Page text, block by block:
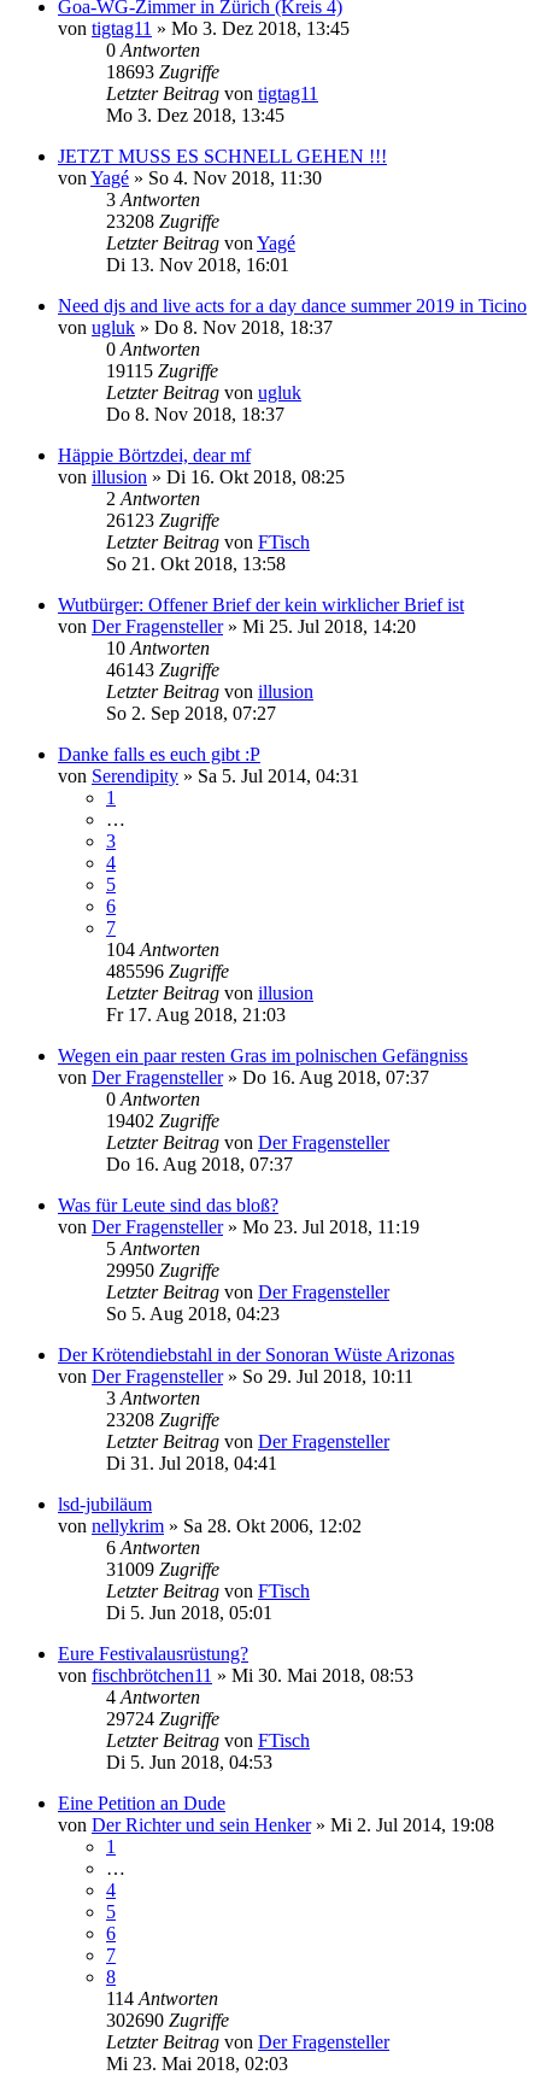
Goa-WG-Zimmer in Zürich (Kreis 4)
von tigtag11 » Mo 3. Dez 2018, 13:45
0 Antworten
18693 Zugriffe
Letzter Beitrag von tigtag11
Mo 3. Dez 2018, 13:45
JETZT MUSS ES SCHNELL GEHEN !!!
von Yagé » So 4. Nov 2018, 11:30
3 Antworten
23208 Zugriffe
Letzter Beitrag von Yagé
Di 13. Nov 2018, 16:01
Need djs and live acts for a day dance summer 2019 in Ticino
von ugluk » Do 8. Nov 2018, 18:37
0 Antworten
19115 Zugriffe
Letzter Beitrag von ugluk
Do 8. Nov 2018, 18:37
Häppie Börtzdei, dear mf
von illusion » Di 16. Okt 2018, 08:25
2 Antworten
26123 Zugriffe
Letzter Beitrag von FTisch
So 21. Okt 2018, 13:58
Wutbürger: Offener Brief der kein wirklicher Brief ist
von Der Fragensteller» Mi 25. Jul 2018, 14:20
10 Antworten
46143 Zugriffe
Letzter Beitrag von illusion
So 2. Sep 2018, 07:27
Danke falls es euch gibt :P
von Serendipity » Sa 5. Jul 2014, 04:31
1
…
3
4
5
6
7
104 Antworten
485596 Zugriffe
Letzter Beitrag von illusion
Fr 17. Aug 2018, 21:03
Wegen ein paar resten Gras im polnischen Gefängniss
von Der Fragensteller» Do 16. Aug 2018, 07:37
0 Antworten
19402 Zugriffe
Letzter Beitrag von Der Fragensteller
Do 16. Aug 2018, 07:37
Was für Leute sind das bloß?
von Der Fragensteller» Mo 23. Jul 2018, 11:19
5 Antworten
29950 Zugriffe
Letzter Beitrag von Der Fragensteller
So 5. Aug 2018, 04:23
Der Krötendiebstahl in der Sonoran Wüste Arizonas
von Der Fragensteller» So 29. Jul 2018, 10:11
3 Antworten
23208 Zugriffe
Letzter Beitrag von Der Fragensteller
Di 31. Jul 2018, 04:41
lsd-jubiläum
von nellykrim » Sa 28. Okt 2006, 12:02
6 Antworten
31009 Zugriffe
Letzter Beitrag von FTisch
Di 5. Jun 2018, 05:01
Eure Festivalausrüstung?
von fischbrötchen11 » Mi 30. Mai 2018, 08:53
4 Antworten
29724 Zugriffe
Letzter Beitrag von FTisch
Di 5. Jun 2018, 04:53
Eine Petition an Dude
von Der Richter und sein Henker» Mi 2. Jul 2014, 19:08
1
…
4
5
6
7
8
114 Antworten
302690 Zugriffe
Letzter Beitrag von Der Fragensteller
Mi 23. Mai 2018, 02:03